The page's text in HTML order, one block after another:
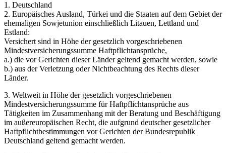
1. Deutschland
2. Europäisches Ausland, Türkei und die Staaten auf dem Gebiet der
ehemaligen Sowjetunion einschließlich Litauen, Lettland und
Estland:
Versichert sind in Höhe der gesetzlich vorgeschriebenen
Mindestversicherungssumme Haftpflichtansprüche,
a.) die vor Gerichten dieser Länder geltend gemacht werden, sowie
b.) aus der Verletzung oder Nichtbeachtung des Rechts dieser
Länder.
3. Weltweit in Höhe der gesetzlich vorgeschriebenen
Mindestversicherungssumme für Haftpflichtansprüche aus
Tätigkeiten im Zusammenhang mit der Beratung und Beschäftigung
im außereuropäischen Recht, die aufgrund deutscher gesetzlicher
Haftpflichtbestimmungen vor Gerichten der Bundesrepublik
Deutschland geltend gemacht werden.